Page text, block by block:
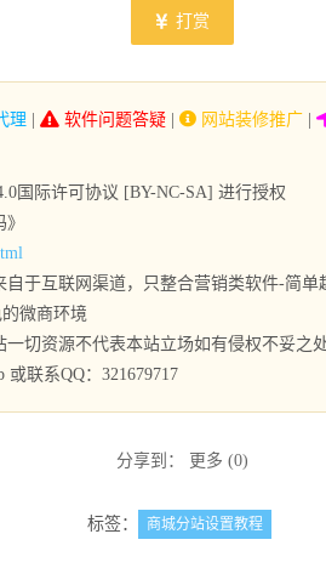
打赏
理 软件问题答疑 网站装修推广
国际许可协议 [BY-NC-SA] 进行授权
于互联网渠道，只整合营销类软件-简
微商环境
切资源不代表本站立场如有侵权不妥之
或联系QQ：321679717
分享到： 更多 (0)
标签： 商城分站设置教程